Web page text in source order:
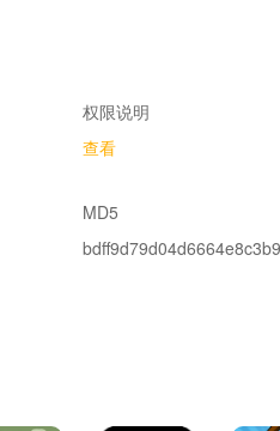
权限说明
查看
MD5